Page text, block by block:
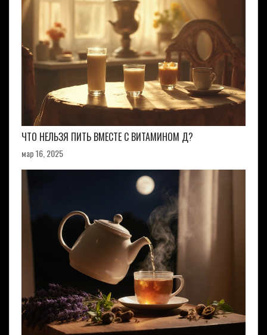
ЧТО НЕЛЬЗЯ ПИТЬ ВМЕСТЕ С ВИТАМИНОМ Д?
мар 16, 2025